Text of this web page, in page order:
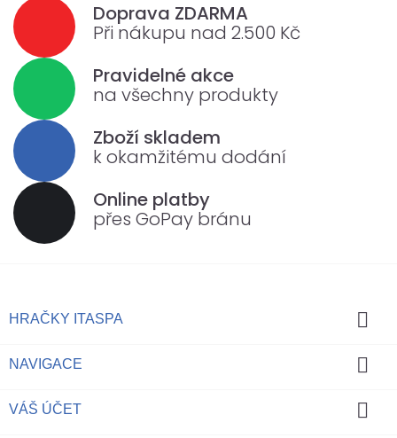
Doprava ZDARMA
Při nákupu nad 2.500 Kč
Pravidelné akce
na všechny produkty
Zboží skladem
k okamžitému dodání
Online platby
přes GoPay bránu
HRAČKY ITASPA 
NAVIGACE 
VÁŠ ÚČET 